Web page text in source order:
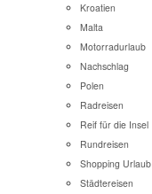
Kroatien
Malta
Motorradurlaub
Nachschlag
Polen
Radreisen
Reif für die Insel
Rundreisen
Shopping Urlaub
Städtereisen